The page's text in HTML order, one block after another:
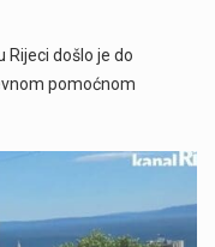
Rijeci došlo je do
pomoćnom